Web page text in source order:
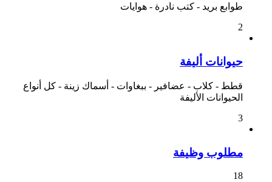
طوابع بريد - كتب نادرة - هوايات
2
حيوانات أليفة
قطط - كلاب - عضافير - ببغاوات - أسماك زينة - كل أنواع
الحيوانات الأليفة
3
مطلوب وظيفة
18